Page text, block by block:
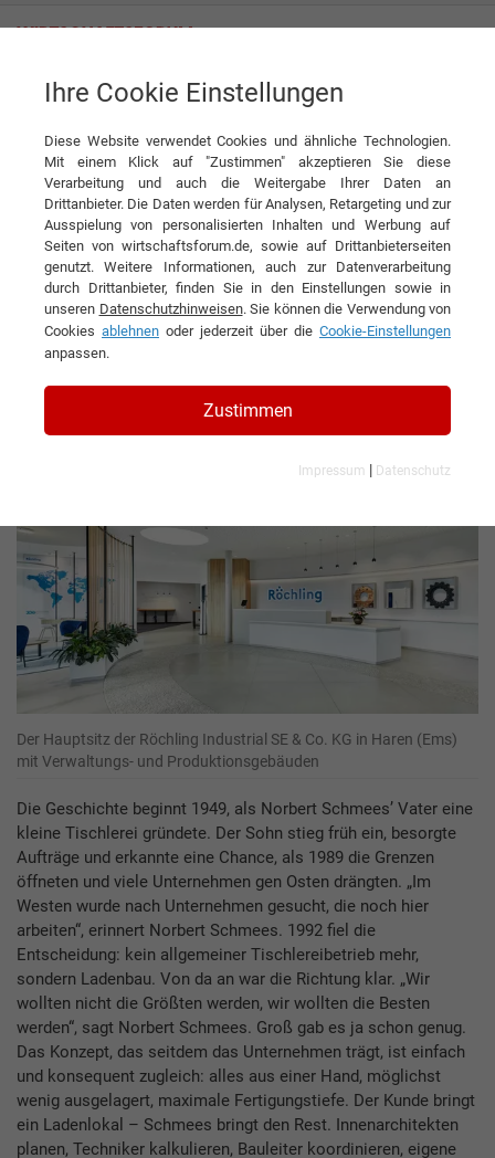
Norbert Schmees Ladenbau GmbH Klein, fein und robotergestützt
Interview Norbert Schmees Ladenbau GmbH
▶ 0:00 6:05
DIESEN ARTIKEL EMPFEHLEN
Klein, fein und robotergestützt
Interview mit Norbert Schmees,
Geschäftsführer der Norbert Schmees
Ladenbau GmbH
Der Hauptsitz der Röchling Industrial SE & Co. KG in Haren (Ems)
mit Verwaltungs- und Produktionsgebäuden
Die Geschichte beginnt 1949, als Norbert Schmees’ Vater eine
kleine Tischlerei gründete. Der Sohn stieg früh ein, besorgte
Aufträge und erkannte eine Chance, als 1989 die Grenzen
öffneten und viele Unternehmen gen Osten drängten. „Im
Westen wurde nach Unternehmen gesucht, die noch hier
arbeiten“, erinnert Norbert Schmees. 1992 fiel die
Entscheidung: kein allgemeiner Tischlereibetrieb mehr,
sondern Ladenbau. Von da an war die Richtung klar. „Wir
wollten nicht die Größten werden, wir wollten die Besten
werden“, sagt Norbert Schmees. Groß gab es ja schon genug.
Das Konzept, das seitdem das Unternehmen trägt, ist einfach
und konsequent zugleich: alles aus einer Hand, möglichst
wenig ausgelagert, maximale Fertigungstiefe. Der Kunde bringt
ein Ladenlokal – Schmees bringt den Rest. Innenarchitekten
planen, Techniker kalkulieren, Bauleiter koordinieren, eigene
Ihre Cookie Einstellungen
Diese Website verwendet Cookies und ähnliche Technologien.
Mit einem Klick auf "Zustimmen" akzeptieren Sie diese
Verarbeitung und auch die Weitergabe Ihrer Daten an
Drittanbieter. Die Daten werden für Analysen, Retargeting und zur
Ausspielung von personalisierten Inhalten und Werbung auf
Seiten von wirtschaftsforum.de, sowie auf Drittanbieterseiten
genutzt. Weitere Informationen, auch zur Datenverarbeitung
durch Drittanbieter, finden Sie in den Einstellungen sowie in
unseren Datenschutzhinweisen. Sie können die Verwendung von
Cookies ablehnen oder jederzeit über die Cookie-Einstellungen
anpassen.
Zustimmen
Impressum | Datenschutz